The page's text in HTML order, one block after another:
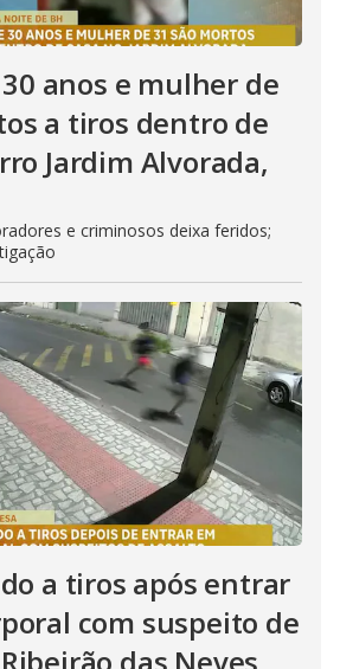
anos e mulher de
a tiros dentro de
Jardim Alvorada,
e criminosos deixa feridos;
a tiros após entrar
com suspeito de